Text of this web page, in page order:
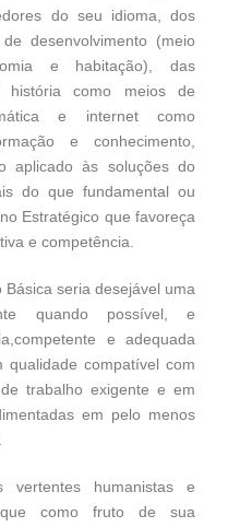
do seu idioma, dos
desenvolvimento (meio
e habitação), das
história como meios de
e internet como
e conhecimento,
aplicado às soluções do
do que fundamental ou
Estratégico que favoreça
e competência.
seria desejável uma
quando possível, e
e adequada
compatível com
trabalho exigente e em
em pelo menos
vertentes humanistas e
que como fruto de sua